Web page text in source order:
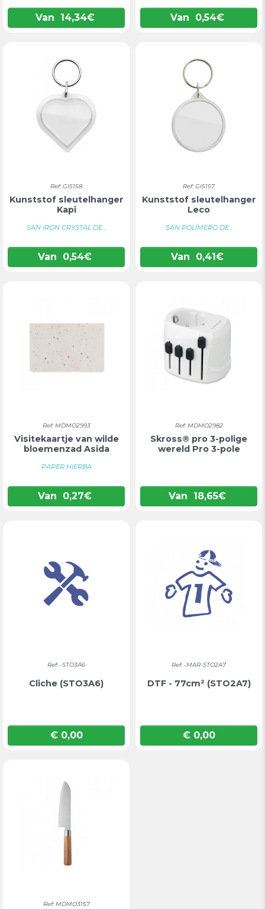
Van 14,34€ Van 0,54€
Ref: GI5158
Kunststof sleutelhanger
Kapi
SAN IRON CRYSTAL DE...
Van 0,54€
Ref: GI5157
Kunststof sleutelhanger
Leco
SAN POLÍMERO DE...
Van 0,41€
Ref: MDMO2993
Visitekaartje van wilde
bloemenzad Asida
PAPER HIERBA
Van 0,27€
Ref: MDMO2982
Skross® pro 3-polige
wereld Pro 3-pole
Van 18,65€
Ref: -STO3A6
Cliche (STO3A6)
Prijs
€ 0,00
Ref: -MAR-STO2A7
DTF - 77cm² (STO2A7)
Prijs
€ 0,00
Ref: MDMO3157